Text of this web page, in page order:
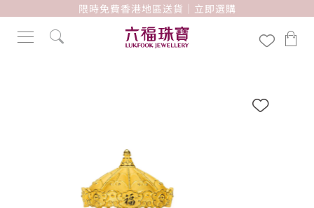
限時免費香港地區送貨｜立即選購